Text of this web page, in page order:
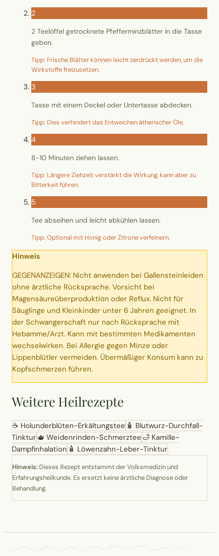
2
2 Teelöffel getrocknete Pfefferminzblätter in die Tasse
geben.
Tipp: Frische Blätter können leicht zerdrückt werden, um die
Wirkstoffe freizusetzen.
3
Tasse mit einem Deckel oder Untertasse abdecken.
Tipp: Dies verhindert das Entweichen ätherischer Öle.
4
8-10 Minuten ziehen lassen.
Tipp: Längere Ziehzeit verstärkt die Wirkung, kann aber zu
Bitterkeit führen.
5
Tee abseihen und leicht abkühlen lassen.
Tipp: Optional mit Honig oder Zitrone verfeinern.
Hinweis
GEGENANZEIGEN: Nicht anwenden bei Gallensteinleiden
ohne ärztliche Rücksprache. Vorsicht bei
Magensäureüberproduktion oder Reflux. Nicht für
Säuglinge und Kleinkinder unter 6 Jahren geeignet. In
der Schwangerschaft nur nach Rücksprache mit
Hebamme/Arzt. Kann mit bestimmten Medikamenten
wechselwirken. Bei Allergie gegen Minze oder
Lippenblütler vermeiden. Übermäßiger Konsum kann zu
Kopfschmerzen führen.
Weitere Heilrezepte
☕ Holunderblüten-Erkältungstee 🧴 Blutwurz-Durchfall-
Tinktur 🫖 Weidenrinden-Schmerztee 🛁 Kamille-
Dampfinhalation 🧴 Löwenzahn-Leber-Tinktur
Hinweis: Dieses Rezept entstammt der Volksmedizin und
Erfahrungsheilkunde. Es ersetzt keine ärztliche Diagnose oder
Behandlung.